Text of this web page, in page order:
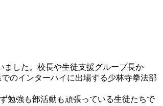
した。校長や生徒支援グループ長か
のインターハイに出場する少林寺拳法部
勉強も部活動も頑張っている生徒たちで